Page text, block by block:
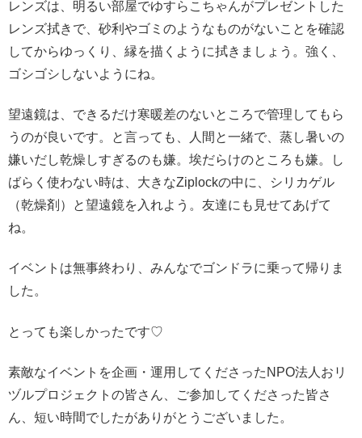
レンズは、明るい部屋でゆすらこちゃんがプレゼントした
レンズ拭きで、砂利やゴミのようなものがないことを確認
してからゆっくり、縁を描くように拭きましょう。強く、
ゴシゴシしないようにね。
望遠鏡は、できるだけ寒暖差のないところで管理してもら
うのが良いです。と言っても、人間と一緒で、蒸し暑いの
嫌いだし乾燥しすぎるのも嫌。埃だらけのところも嫌。し
ばらく使わない時は、大きなZiplockの中に、シリカゲル
（乾燥剤）と望遠鏡を入れよう。友達にも見せてあげて
ね。
イベントは無事終わり、みんなでゴンドラに乗って帰りま
した。
とっても楽しかったです♡
素敵なイベントを企画・運用してくださったNPO法人おリ
ヅルプロジェクトの皆さん、ご参加してくださった皆さ
ん、短い時間でしたがありがとうございました。